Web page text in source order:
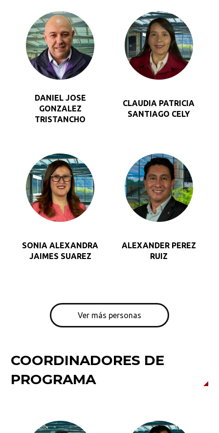
DANIEL JOSE
GONZALEZ
TRISTANCHO
CLAUDIA PATRICIA
SANTIAGO CELY
SONIA ALEXANDRA
JAIMES SUAREZ
ALEXANDER PEREZ
RUIZ
Ver más personas
COORDINADORES DE
PROGRAMA